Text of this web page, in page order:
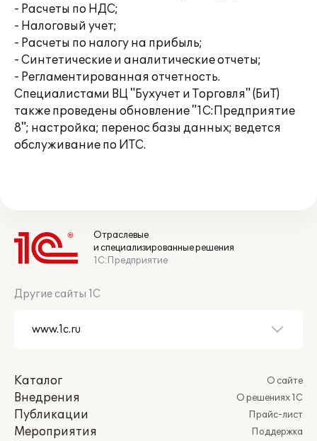
- Расчеты по НДС;
- Налоговый учет;
- Расчеты по налогу на прибыль;
- Синтетические и аналитические отчеты;
- Регламентированная отчетность.
Специалистами ВЦ "Бухучет и Торговля" (БиТ)
также проведены обновление "1С:Предприятие
8"; настройка; перенос базы данных; ведется
обслуживание по ИТС.
Отраслевые
и специализированные решения
1С:Предприятие
Другие сайты 1С
Каталог
Внедрения
Публикации
Мероприятия
О сайте
О решениях 1С
Прайс-лист
Поддержка